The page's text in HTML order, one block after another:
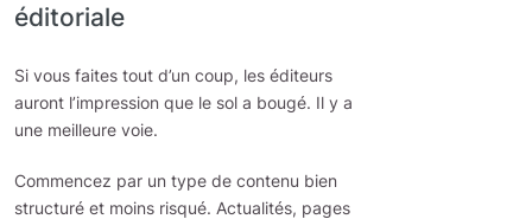
éditoriale
Si vous faites tout d’un coup, les éditeurs
auront l’impression que le sol a bougé. Il y a
une meilleure voie.
Commencez par un type de contenu bien
structuré et moins risqué. Actualités, pages